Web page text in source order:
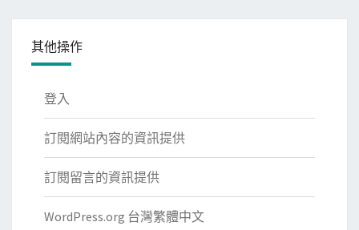
其他操作
登入
訂閱網站內容的資訊提供
訂閱留言的資訊提供
WordPress.org 台灣繁體中文